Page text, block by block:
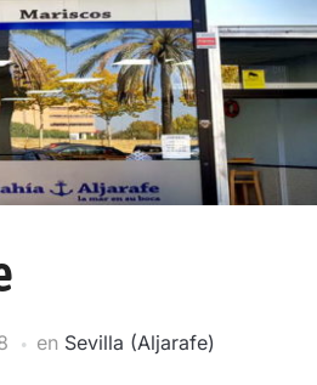
en Sevilla (Aljarafe)